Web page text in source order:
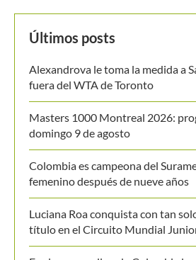
MANTENTE EN CONTACTO
Últimos posts